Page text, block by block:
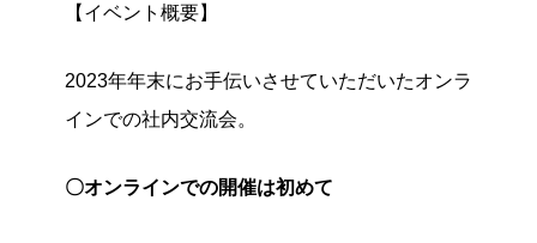
【イベント概要】
2023年年末にお手伝いさせていただいたオンラ
インでの社内交流会。
〇オンラインでの開催は初めて